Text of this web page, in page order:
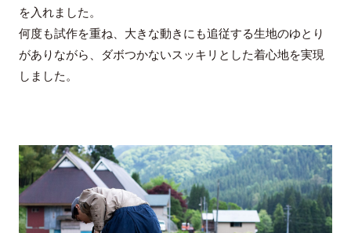
を入れました。
何度も試作を重ね、大きな動きにも追従する生地のゆとり
がありながら、ダボつかないスッキリとした着心地を実現
しました。